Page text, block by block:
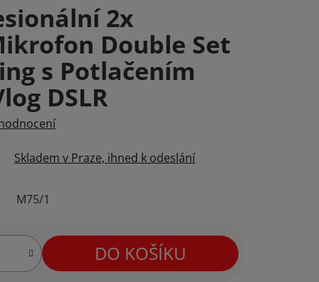
2x
Double Set
s Potlačením
DSLR
Skladem v Praze, ihned k odeslání
M75/1
DO KOŠÍKU